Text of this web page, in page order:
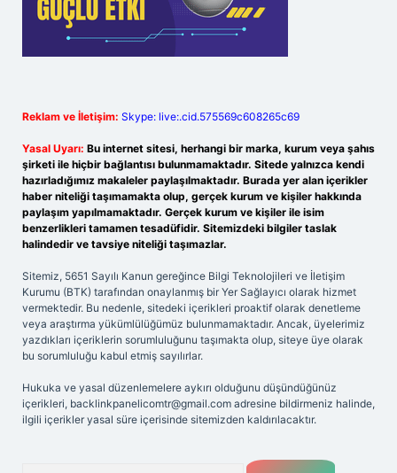
Reklam ve İletişim: Skype: live:.cid.575569c608265c69
Yasal Uyarı: Bu internet sitesi, herhangi bir marka, kurum veya şahıs
şirketi ile hiçbir bağlantısı bulunmamaktadır. Sitede yalnızca kendi
hazırladığımız makaleler paylaşılmaktadır. Burada yer alan içerikler
haber niteliği taşımamakta olup, gerçek kurum ve kişiler hakkında
paylaşım yapılmamaktadır. Gerçek kurum ve kişiler ile isim
benzerlikleri tamamen tesadüfidir. Sitemizdeki bilgiler taslak
halindedir ve tavsiye niteliği taşımazlar.
Sitemiz, 5651 Sayılı Kanun gereğince Bilgi Teknolojileri ve İletişim
Kurumu (BTK) tarafından onaylanmış bir Yer Sağlayıcı olarak hizmet
vermektedir. Bu nedenle, sitedeki içerikleri proaktif olarak denetleme
veya araştırma yükümlülüğümüz bulunmamaktadır. Ancak, üyelerimiz
yazdıkları içeriklerin sorumluluğunu taşımakta olup, siteye üye olarak
bu sorumluluğu kabul etmiş sayılırlar.
Hukuka ve yasal düzenlemelere aykırı olduğunu düşündüğünüz
içerikleri, backlinkpanelicomtr@gmail.com adresine bildirmeniz halinde,
ilgili içerikler yasal süre içerisinde sitemizden kaldırılacaktır.